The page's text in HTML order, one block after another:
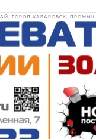
ГОРОД ХАБАРОВСК,